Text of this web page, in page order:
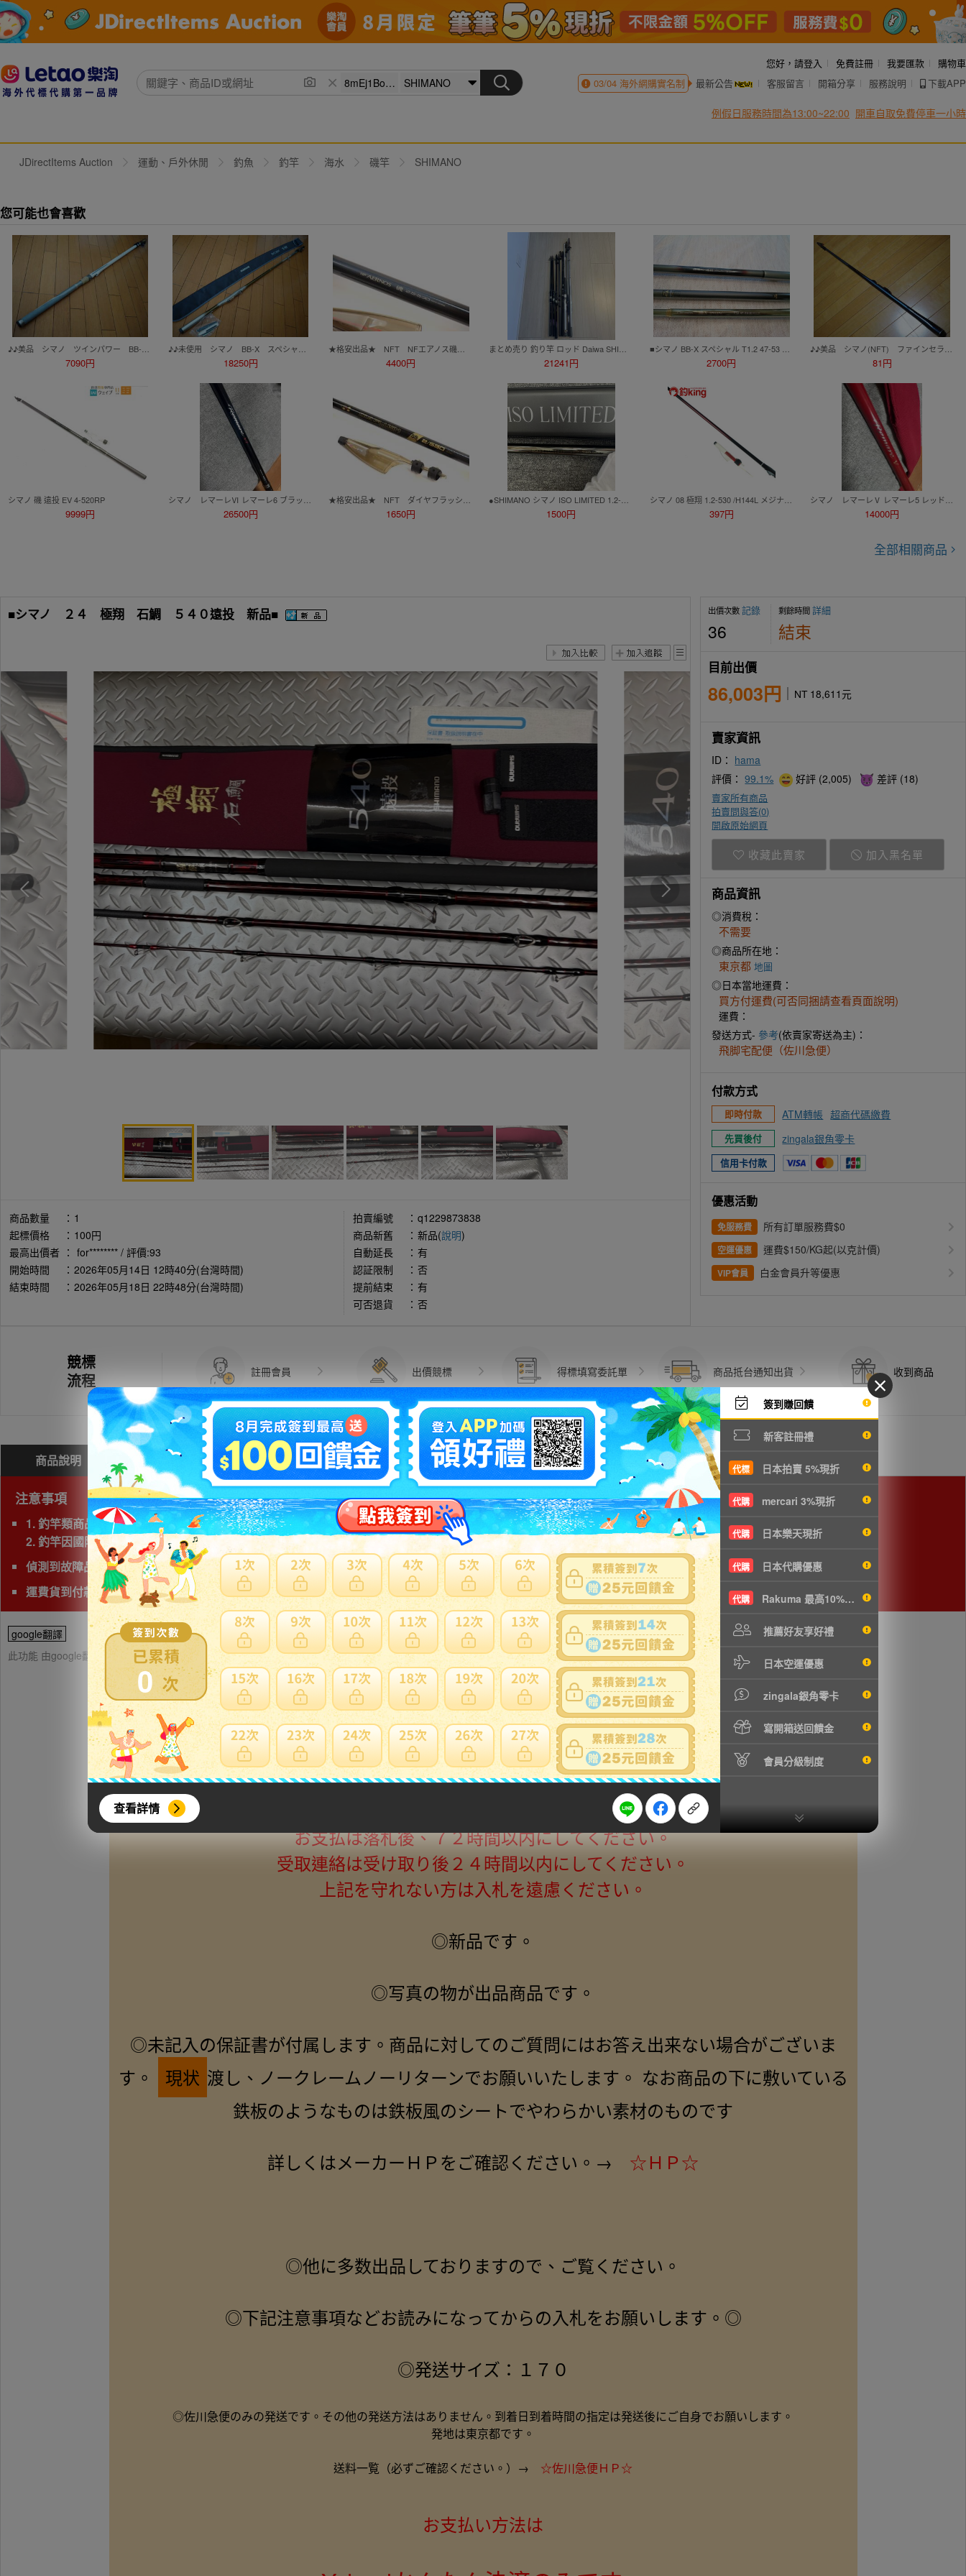
0
查看詳情
簽到賺回饋
新客註冊禮
代標 日本拍賣 5%現折
代購 mercari 3%現折
代購 日本樂天現折
代購 日本代購優惠
代購 Rakuma 最高10%現折
推薦好友享好禮
日本空運優惠
zingala銀角零卡
寫開箱送回饋金
會員分級制度
您好， 請登入 免費註冊 我要匯款
購物車
03/04海外網購實名制 最新公告 客服留言 開箱分享 服務說明 下載APP
例假日服務時間為13:00~22:00 開車自取免費停車一小時
JDirectItems Auction 運動、戶外休閒 釣魚 釣竿 海水 磯竿 SHIMANO
您可能也會喜歡
7090円 18250円 4400円 21241円 2700円 81円
シマノ 磯 遠投 EV 4-520RP
9999円 26500円 1650円 1500円 397円 14000円
全部相關商品
■シマノ ２４ 極翔 石鯛 ５４０遠投 新品■
商品數量 ： 1
起標價格
： 100円
最高出價者 ： for******** / 評價:93
開始時間
： 2026年05月14日 12時40分(台灣時間)
結束時間
： 2026年05月18日 22時48分(台灣時間)
拍賣編號 ： q1229873838
商品新舊
： 新品(說明)
自動延長
： 有
認証限制
： 否
提前結束
： 有
可否退貨
： 否
出價次數記錄
36
剩餘時間詳細
結束
目前出價
86,003円 NT 18,611元
賣家資訊
ID： hama
評價：99.1% 好評 (2,005) 差評 (18)
賣家所有商品
拍賣問與答(0)
開啟原始網頁
收藏此賣家 加入黑名單
商品資訊
◎消費稅：
不需要
◎商品所在地：
東京都 地圖
◎日本當地運費：
買方付運費(可否同捆請查看頁面說明)
運費：
發送方式- 參考(依賣家寄送為主)：
飛脚宅配便（佐川急便）
付款方式
即時付款 ATM轉帳 超商代碼繳費
先買後付 zingala銀角零卡
信用卡付款
優惠活動
免服務費 所有訂單服務費$0
空運優惠 運費$150/KG起(以克計價)
VIP會員 白金會員升等優惠
競標
流程
註冊會員 出價競標 得標填寫委託單 商品抵台通知出貨 收到商品
商品說明 問與答( 費用試算 問題商品反映流程
注意事項
1. 釣竿類商品，若三邊長度總和超過180cm以上為大型商品，使用空運會產生材積費用與其他費用，使用海運則無其他費用。
2. 釣竿因國際運送經常發生破損，因此若非紙箱包裝，日本會主動加一個紙箱包裝，會增加國際運費。
偵測到故障品(垃圾品)、有照片及說明以外的問題，下標前注意
運費貨到付款
google翻譯
此功能 由google翻譯提供參考，樂淘不保證翻譯內容之正確性，詳細問題說明請使用商品問與答
注意！自己紹介を必ずお読みください。週末、祝日等、連絡、発送等ができない期間等、重要
事項が書いております。
入札された場合は自己紹介欄に記載のことは了承済とします。
お支払いはかんたん決済のみ、 受け取り後には必ず受け取り連絡をしてください。かんたん決
済、迅速な受け取り連絡ができない方は入札をご遠慮願います。
お支払は落札後、７２時間以内にしてください。
受取連絡は受け取り後２４時間以内にしてください。
上記を守れない方は入札を遠慮ください。
◎新品です。
◎写真の物が出品商品です。
◎未記入の保証書が付属します。商品に対してのご質問にはお答え出来ない場合がございま
す。
現状 渡し、ノークレームノーリターンでお願いいたします。 なお商品の下に敷いている
鉄板のようなものは鉄板風のシートでやわらかい素材のものです
詳しくはメーカーＨＰをご確認ください。→ ☆ＨＰ☆
◎他に多数出品しておりますので、ご覧ください。
◎下記注意事項などお読みになってからの入札をお願いします。◎
◎発送サイズ：１７０
◎佐川急便のみの発送です。その他の発送方法はありません。到着日到着時間の指定は発送後にご自身でお願いします。
発地は東京都です。
送料一覧（必ずご確認ください。）→ ☆佐川急便ＨＰ☆
お支払い方法は